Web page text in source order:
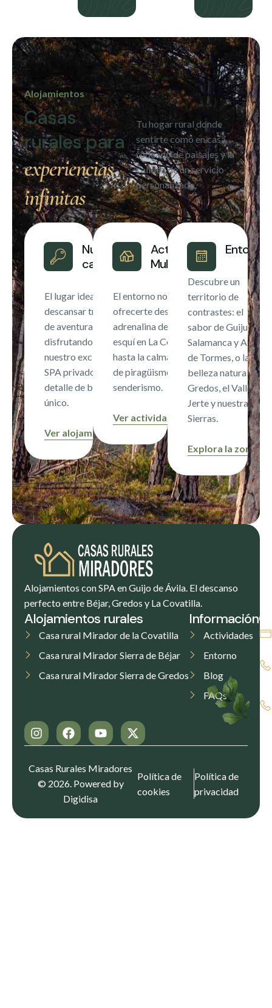
Alojamientos
Casas
rurales para
experiencias
infinitas
Tu hogar rural donde
sentirte como en casa,
rodeado de paisajes y la
calidez de un servicio
personalizado.
Nuestras
casas
El lugar ideal para
descansar tras un día
de aventura,
disfrutando de
nuestro exclusivo
SPA privado y un
detalle de bienvenida
único.
Ver alojamientos
Actividades
Multiaventura
El entorno nos permite
ofrecerte desde la
adrenalina del rafting o el
esquí en La Covatilla,
hasta la calma de un día
de piragüismo o
senderismo.
Ver actividades
Entorno
Descubre un
territorio de
contrastes: el
sabor de Guijuelo,
Salamanca y Alba
de Tormes, o la
belleza natural de
Gredos, el Valle del
Jerte y nuestras
Sierras.
Explora la zona
Alojamientos con SPA en Guijo de Ávila. El descanso
perfecto entre Béjar, Gredos y La Covatilla.
Alojamientos rurales
Casa rural Mirador de la Covatilla
Casa rural Mirador Sierra de Béjar
Casa rural Mirador Sierra de Gredos
Información
Actividades
Entorno
Blog
FAQs
Casas Rurales Miradores
© 2026. Powered by
Digidisa
Política de
cookies
Política de
privacidad